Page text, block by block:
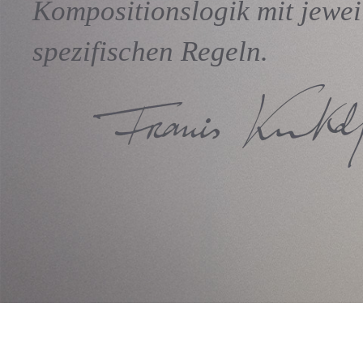
Kompositionslogik mit
spezifischen Regeln.